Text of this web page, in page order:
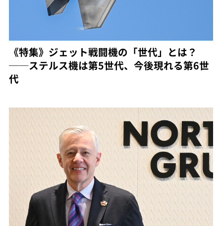
《特集》ジェット戦闘機の「世代」とは？
──ステルス機は第5世代、今後現れる第6世
代